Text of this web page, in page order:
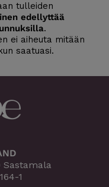
tulleiden
edellyttää
.
ei aiheuta mitään
saatuasi.
Sastamala
1